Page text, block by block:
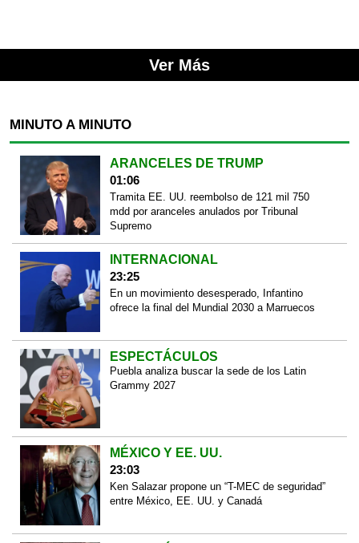
Ver Más
MINUTO A MINUTO
ARANCELES DE TRUMP
01:06
Tramita EE. UU. reembolso de 121 mil 750
mdd por aranceles anulados por Tribunal
Supremo
INTERNACIONAL
23:25
En un movimiento desesperado, Infantino
ofrece la final del Mundial 2030 a Marruecos
ESPECTÁCULOS
Puebla analiza buscar la sede de los Latin
Grammy 2027
MÉXICO Y EE. UU.
23:03
Ken Salazar propone un “T-MEC de seguridad”
entre México, EE. UU. y Canadá